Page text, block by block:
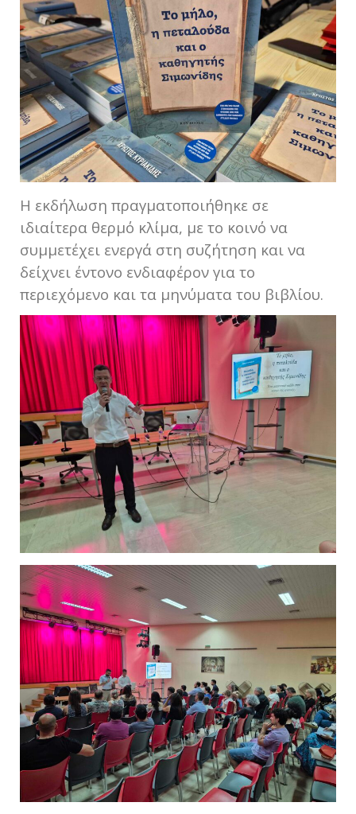
Η εκδήλωση πραγματοποιήθηκε σε
ιδιαίτερα θερμό κλίμα, με το κοινό να
συμμετέχει ενεργά στη συζήτηση και να
δείχνει έντονο ενδιαφέρον για το
περιεχόμενο και τα μηνύματα του βιβλίου.